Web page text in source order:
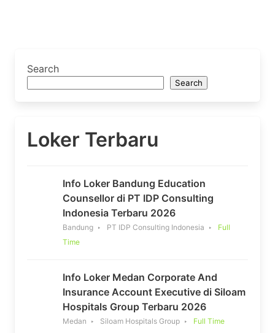
Search
Search
Loker Terbaru
Info Loker Bandung Education
Counsellor di PT IDP Consulting
Indonesia Terbaru 2026
Bandung PT IDP Consulting Indonesia
Full
Time
Info Loker Medan Corporate And
Insurance Account Executive di Siloam
Hospitals Group Terbaru 2026
Medan Siloam Hospitals Group Full Time